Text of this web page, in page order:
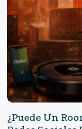
¿Puede Un